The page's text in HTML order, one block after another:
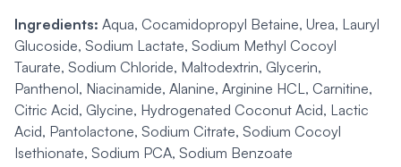
Ingredients: Aqua, Cocamidopropyl Betaine, Urea, Lauryl
Glucoside, Sodium Lactate, Sodium Methyl Cocoyl
Taurate, Sodium Chloride, Maltodextrin, Glycerin,
Panthenol, Niacinamide, Alanine, Arginine HCL, Carnitine,
Citric Acid, Glycine, Hydrogenated Coconut Acid, Lactic
Acid, Pantolactone, Sodium Citrate, Sodium Cocoyl
Isethionate, Sodium PCA, Sodium Benzoate